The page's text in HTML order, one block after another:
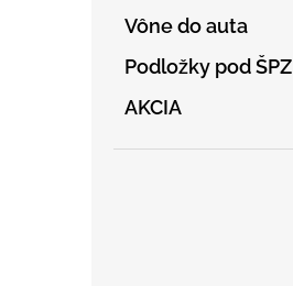
Vône do auta
Podložky pod ŠPZ
AKCIA